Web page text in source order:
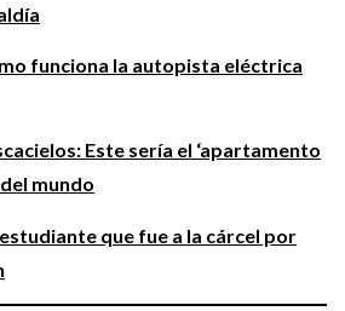
funciona la autopista eléctrica
Este sería el ‘apartamento
mundo
que fue a la cárcel por